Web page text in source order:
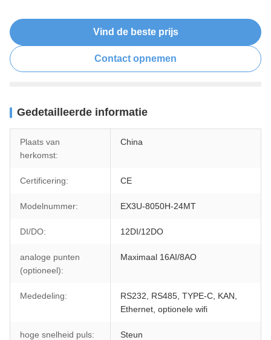
Vind de beste prijs
Contact opnemen
Gedetailleerde informatie
Plaats van
herkomst:
China
Certificering: CE
Modelnummer: EX3U-8050H-24MT
DI/DO: 12DI/12DO
analoge punten
(optioneel):
Maximaal 16AI/8AO
Mededeling:
RS232, RS485, TYPE-C, KAN,
Ethernet, optionele wifi
hoge snelheid puls: Steun